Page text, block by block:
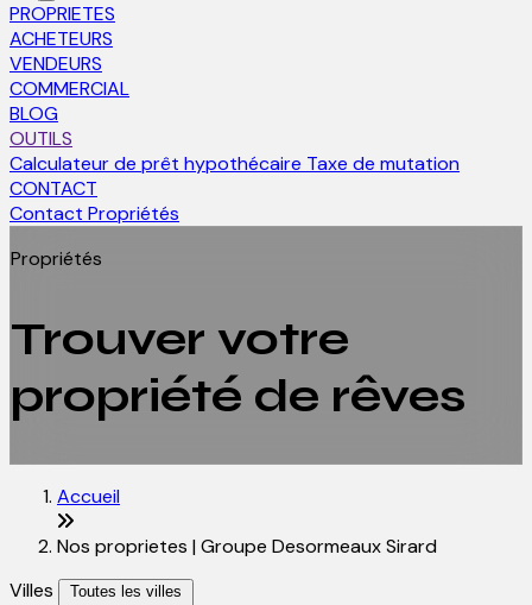
PROPRIETES
ACHETEURS
VENDEURS
COMMERCIAL
BLOG
OUTILS
Calculateur de prêt hypothécaire Taxe de mutation
CONTACT
Contact Propriétés
Propriétés
Trouver votre
propriété de rêves
Accueil
Nos proprietes | Groupe Desormeaux Sirard
Villes
Toutes les villes